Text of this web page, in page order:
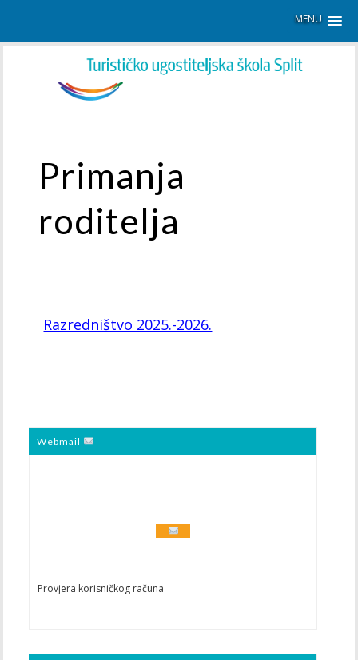
MENU
Primanja
roditelja
Razredništvo 2025.-2026.
Webmail
Provjera korisničkog računa